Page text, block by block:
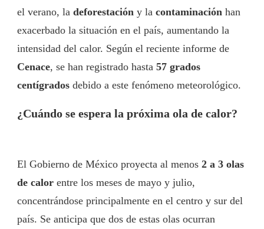
el verano, la deforestación y la contaminación han
exacerbado la situación en el país, aumentando la
intensidad del calor. Según el reciente informe de
Cenace, se han registrado hasta 57 grados
centígrados debido a este fenómeno meteorológico.
¿Cuándo se espera la próxima ola de calor?
El Gobierno de México proyecta al menos 2 a 3 olas
de calor entre los meses de mayo y julio,
concentrándose principalmente en el centro y sur del
país. Se anticipa que dos de estas olas ocurran